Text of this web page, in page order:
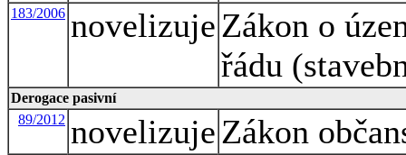
183/2006 novelizujeZákon o
řádu
Derogace pasivní
89/2012 novelizujeZákon